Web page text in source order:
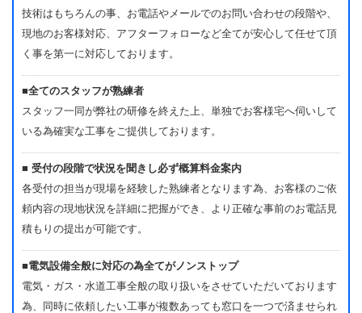
技術はもちろんの事、お電話やメールでのお問い合わせの段階や、
現地のお客様対応、アフターフォローなど全てが安心して任せて頂
く事を第一に対応しております。
■全てのスタッフが熟練者
スタッフ一同が弊社の研修を終えた上、単独でお客様宅へ伺いして
いる為確実な工事をご提供しております。
■ 受付の段階で状況を聞きし必ず概算料金案内
各受付の担当が現場を経験した熟練者となります為、お客様のご依
頼内容の現地状況を詳細に把握ができ、より正確な事前のお電話見
積もりの提出が可能です。
■電気設備全般に対応の為全てがノンストップ
電気・ガス・水道工事全般の取り扱いをさせていただいております
為、同時に依頼したい工事が複数あっても窓口を一つで済ませられ